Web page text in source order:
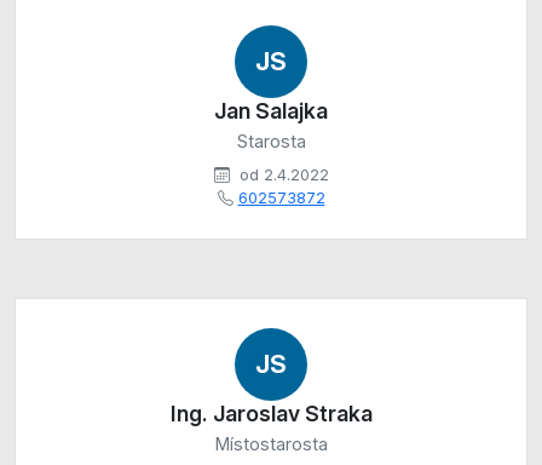
JS
Jan Salajka
Starosta
od 2.4.2022
602573872
JS
Ing. Jaroslav Straka
Místostarosta